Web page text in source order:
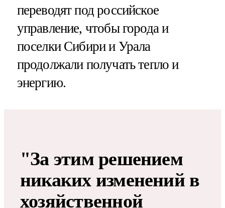
переводят под российское
управление, чтобы города и
поселки Сибири и Урала
продолжали получать тепло и
энергию.
"За этим решением
никаких изменений в
хозяйственной